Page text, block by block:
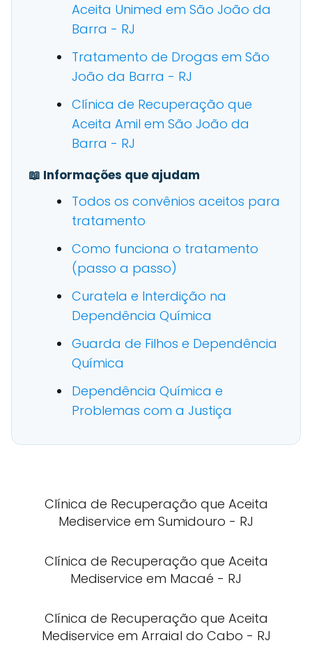
Aceita Unimed em São João da
Barra - RJ
Tratamento de Drogas em São
João da Barra - RJ
Clínica de Recuperação que
Aceita Amil em São João da
Barra - RJ
📖 Informações que ajudam
Todos os convênios aceitos para
tratamento
Como funciona o tratamento
(passo a passo)
Curatela e Interdição na
Dependência Química
Guarda de Filhos e Dependência
Química
Dependência Química e
Problemas com a Justiça
Clínica de Recuperação que Aceita
Mediservice em Sumidouro - RJ
Clínica de Recuperação que Aceita
Mediservice em Macaé - RJ
Clínica de Recuperação que Aceita
Mediservice em Arraial do Cabo - RJ